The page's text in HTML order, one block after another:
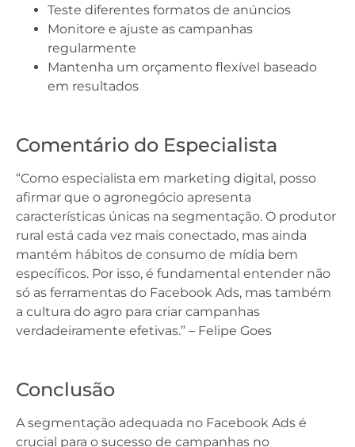
Teste diferentes formatos de anúncios
Monitore e ajuste as campanhas
regularmente
Mantenha um orçamento flexível baseado
em resultados
Comentário do Especialista
“Como especialista em marketing digital, posso
afirmar que o agronegócio apresenta
características únicas na segmentação. O produtor
rural está cada vez mais conectado, mas ainda
mantém hábitos de consumo de mídia bem
específicos. Por isso, é fundamental entender não
só as ferramentas do Facebook Ads, mas também
a cultura do agro para criar campanhas
verdadeiramente efetivas.” – Felipe Goes
Conclusão
A segmentação adequada no Facebook Ads é
crucial para o sucesso de campanhas no